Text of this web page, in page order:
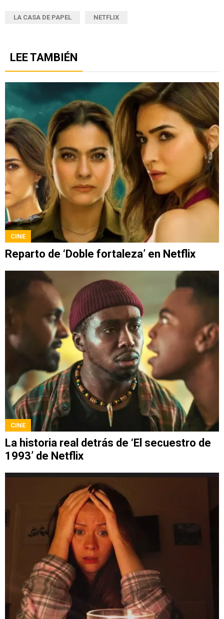
LA CASA DE PAPEL NETFLIX
LEE TAMBIÉN
CINE
Reparto de ‘Doble fortaleza’ en Netflix
CINE
La historia real detrás de ‘El secuestro de
1993’ de Netflix